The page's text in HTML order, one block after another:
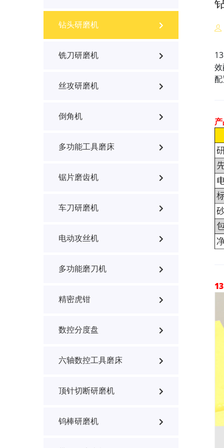
钻头研磨机
铣刀研磨机
丝攻研磨机
倒角机
多功能工具磨床
锯片磨齿机
车刀研磨机
电动攻丝机
多功能磨刀机
精密虎钳
数控分度盘
六轴数控工具磨床
顶针切断研磨机
钨棒研磨机